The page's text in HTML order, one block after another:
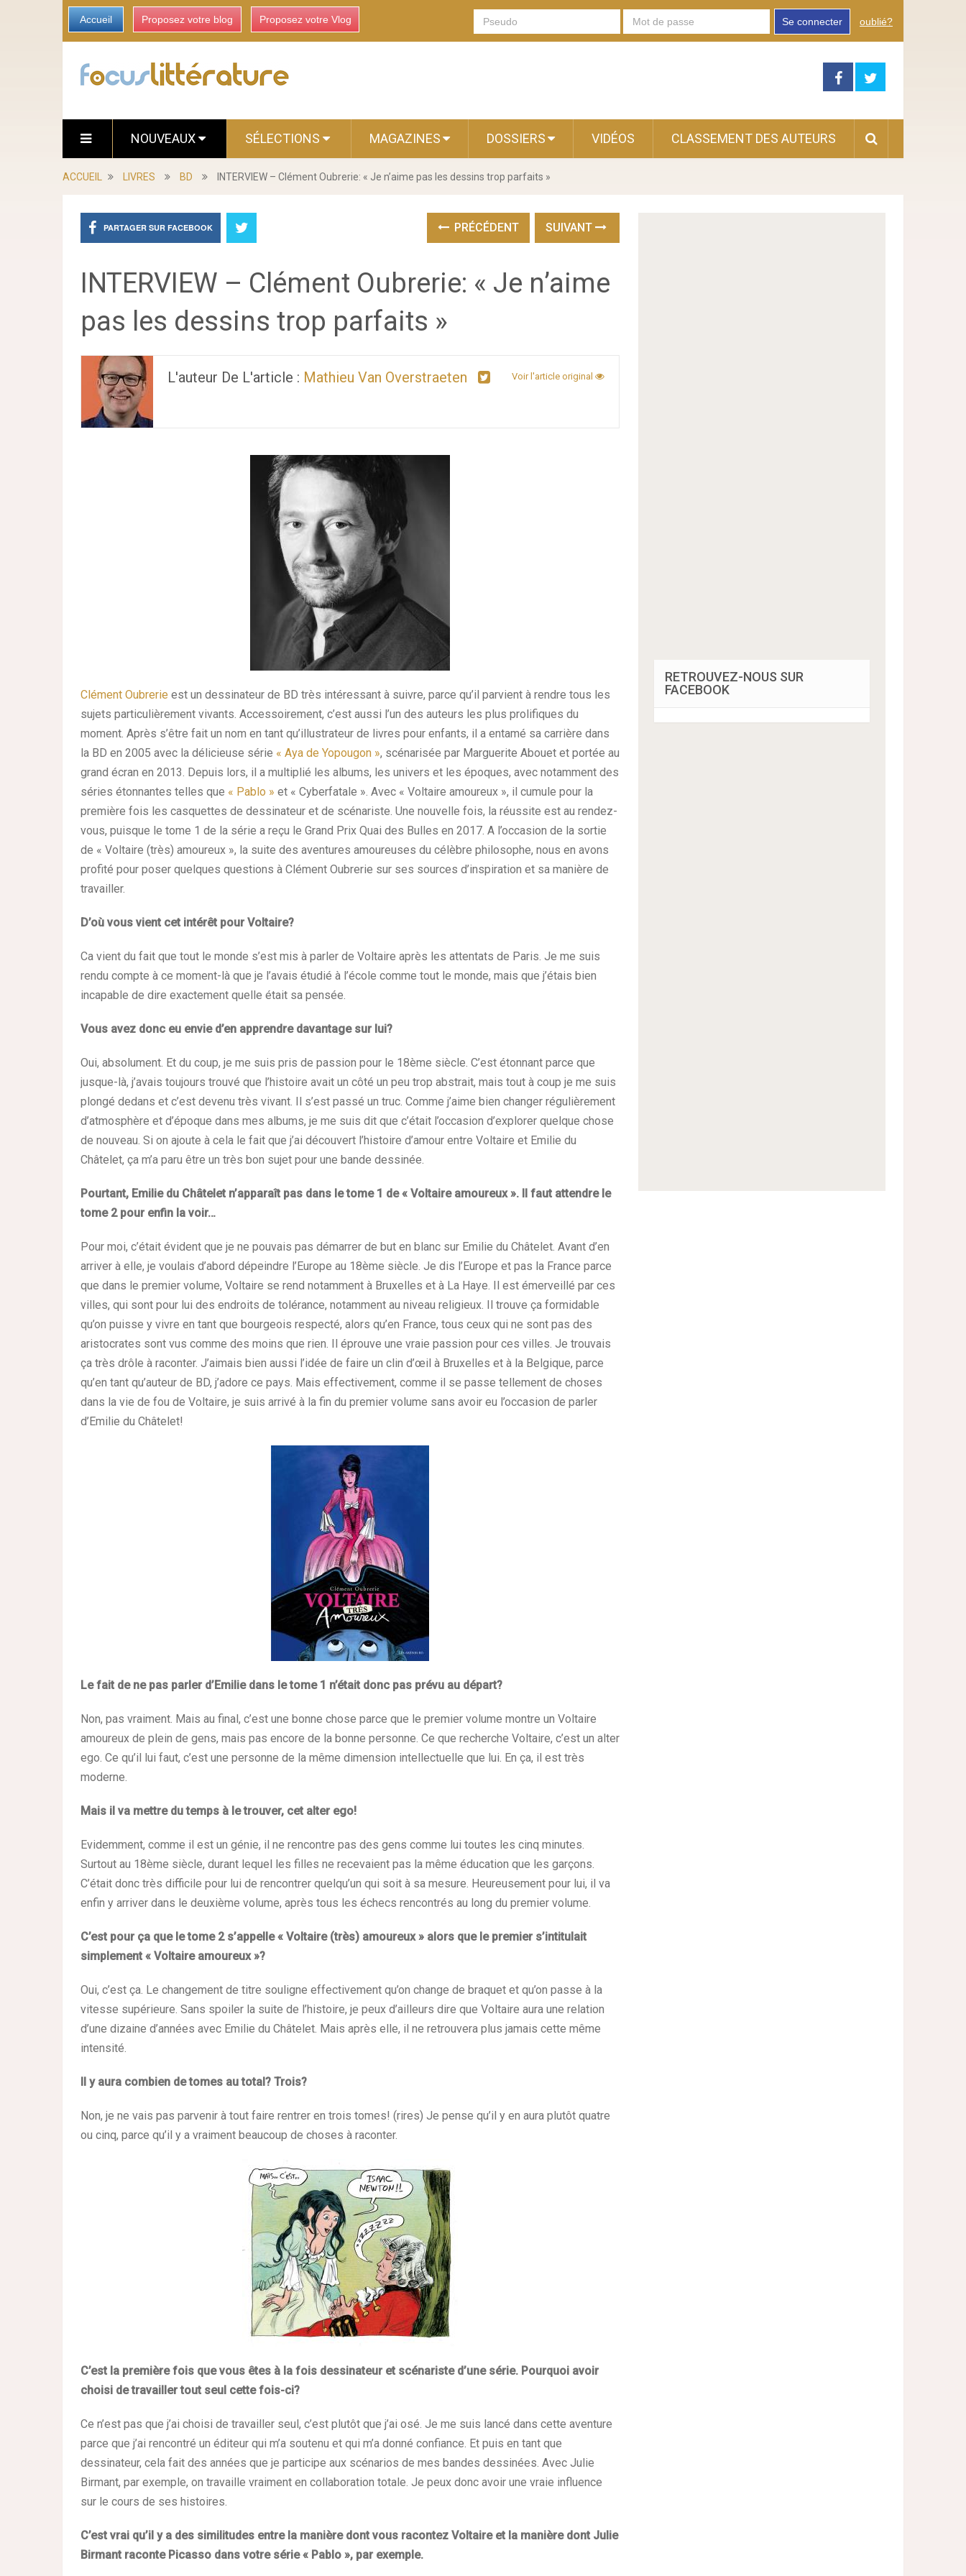
Accueil Proposez votre blog Proposez votre Vlog Se connecter oublié?
NOUVEAUX SÉLECTIONS MAGAZINES DOSSIERS VIDÉOS CLASSEMENT DES AUTEURS
ACCUEIL LIVRES BD INTERVIEW – Clément Oubrerie: « Je n’aime pas les dessins trop parfaits »
PARTAGER SUR FACEBOOK PRÉCÉDENT SUIVANT
INTERVIEW – Clément Oubrerie: « Je n’aime
pas les dessins trop parfaits »
L'auteur De L'article : Mathieu Van Overstraeten Voir l'article original
Clément Oubrerie est un dessinateur de BD très intéressant à suivre, parce qu’il parvient à rendre tous les
sujets particulièrement vivants. Accessoirement, c’est aussi l’un des auteurs les plus prolifiques du
moment. Après s’être fait un nom en tant qu’illustrateur de livres pour enfants, il a entamé sa carrière dans
la BD en 2005 avec la délicieuse série « Aya de Yopougon », scénarisée par Marguerite Abouet et portée au
grand écran en 2013. Depuis lors, il a multiplié les albums, les univers et les époques, avec notamment des
séries étonnantes telles que « Pablo » et « Cyberfatale ». Avec « Voltaire amoureux », il cumule pour la
première fois les casquettes de dessinateur et de scénariste. Une nouvelle fois, la réussite est au rendez-
vous, puisque le tome 1 de la série a reçu le Grand Prix Quai des Bulles en 2017. A l’occasion de la sortie
de « Voltaire (très) amoureux », la suite des aventures amoureuses du célèbre philosophe, nous en avons
profité pour poser quelques questions à Clément Oubrerie sur ses sources d’inspiration et sa manière de
travailler.
D’où vous vient cet intérêt pour Voltaire?
Ca vient du fait que tout le monde s’est mis à parler de Voltaire après les attentats de Paris. Je me suis
rendu compte à ce moment-là que je l’avais étudié à l’école comme tout le monde, mais que j’étais bien
incapable de dire exactement quelle était sa pensée.
Vous avez donc eu envie d’en apprendre davantage sur lui?
Oui, absolument. Et du coup, je me suis pris de passion pour le 18ème siècle. C’est étonnant parce que
jusque-là, j’avais toujours trouvé que l’histoire avait un côté un peu trop abstrait, mais tout à coup je me suis
plongé dedans et c’est devenu très vivant. Il s’est passé un truc. Comme j’aime bien changer régulièrement
d’atmosphère et d’époque dans mes albums, je me suis dit que c’était l’occasion d’explorer quelque chose
de nouveau. Si on ajoute à cela le fait que j’ai découvert l’histoire d’amour entre Voltaire et Emilie du
Châtelet, ça m’a paru être un très bon sujet pour une bande dessinée.
Pourtant, Emilie du Châtelet n’apparaît pas dans le tome 1 de « Voltaire amoureux ». Il faut attendre le
tome 2 pour enfin la voir…
Pour moi, c’était évident que je ne pouvais pas démarrer de but en blanc sur Emilie du Châtelet. Avant d’en
arriver à elle, je voulais d’abord dépeindre l’Europe au 18ème siècle. Je dis l’Europe et pas la France parce
que dans le premier volume, Voltaire se rend notamment à Bruxelles et à La Haye. Il est émerveillé par ces
villes, qui sont pour lui des endroits de tolérance, notamment au niveau religieux. Il trouve ça formidable
qu’on puisse y vivre en tant que bourgeois respecté, alors qu’en France, tous ceux qui ne sont pas des
aristocrates sont vus comme des moins que rien. Il éprouve une vraie passion pour ces villes. Je trouvais
ça très drôle à raconter. J’aimais bien aussi l’idée de faire un clin d’œil à Bruxelles et à la Belgique, parce
qu’en tant qu’auteur de BD, j’adore ce pays. Mais effectivement, comme il se passe tellement de choses
dans la vie de fou de Voltaire, je suis arrivé à la fin du premier volume sans avoir eu l’occasion de parler
d’Emilie du Châtelet!
Le fait de ne pas parler d’Emilie dans le tome 1 n’était donc pas prévu au départ?
Non, pas vraiment. Mais au final, c’est une bonne chose parce que le premier volume montre un Voltaire
amoureux de plein de gens, mais pas encore de la bonne personne. Ce que recherche Voltaire, c’est un alter
ego. Ce qu’il lui faut, c’est une personne de la même dimension intellectuelle que lui. En ça, il est très
moderne.
Mais il va mettre du temps à le trouver, cet alter ego!
Evidemment, comme il est un génie, il ne rencontre pas des gens comme lui toutes les cinq minutes.
Surtout au 18ème siècle, durant lequel les filles ne recevaient pas la même éducation que les garçons.
C’était donc très difficile pour lui de rencontrer quelqu’un qui soit à sa mesure. Heureusement pour lui, il va
enfin y arriver dans le deuxième volume, après tous les échecs rencontrés au long du premier volume.
C’est pour ça que le tome 2 s’appelle « Voltaire (très) amoureux » alors que le premier s’intitulait
simplement « Voltaire amoureux »?
Oui, c’est ça. Le changement de titre souligne effectivement qu’on change de braquet et qu’on passe à la
vitesse supérieure. Sans spoiler la suite de l’histoire, je peux d’ailleurs dire que Voltaire aura une relation
d’une dizaine d’années avec Emilie du Châtelet. Mais après elle, il ne retrouvera plus jamais cette même
intensité.
Il y aura combien de tomes au total? Trois?
Non, je ne vais pas parvenir à tout faire rentrer en trois tomes! (rires) Je pense qu’il y en aura plutôt quatre
ou cinq, parce qu’il y a vraiment beaucoup de choses à raconter.
C’est la première fois que vous êtes à la fois dessinateur et scénariste d’une série. Pourquoi avoir
choisi de travailler tout seul cette fois-ci?
Ce n’est pas que j’ai choisi de travailler seul, c’est plutôt que j’ai osé. Je me suis lancé dans cette aventure
parce que j’ai rencontré un éditeur qui m’a soutenu et qui m’a donné confiance. Et puis en tant que
dessinateur, cela fait des années que je participe aux scénarios de mes bandes dessinées. Avec Julie
Birmant, par exemple, on travaille vraiment en collaboration totale. Je peux donc avoir une vraie influence
sur le cours de ses histoires.
C’est vrai qu’il y a des similitudes entre la manière dont vous racontez Voltaire et la manière dont Julie
Birmant raconte Picasso dans votre série « Pablo », par exemple.
RETROUVEZ-NOUS SUR
FACEBOOK